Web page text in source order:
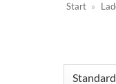
Start »